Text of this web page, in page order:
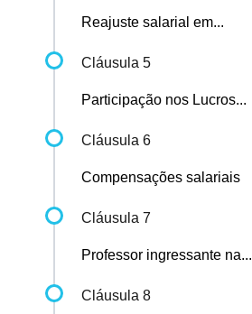
Reajuste salarial em...
Cláusula 5
Participação nos Lucros...
Cláusula 6
Compensações salariais
Cláusula 7
Professor ingressante na...
Cláusula 8